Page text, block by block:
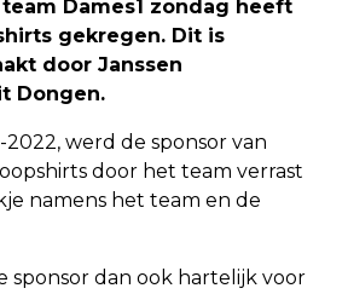
team Dames1 zondag heeft
gekregen. Dit is
door Janssen
Dongen.
2022, werd de sponsor van
door het team verrast
namens het team en de
sponsor dan ook hartelijk voor